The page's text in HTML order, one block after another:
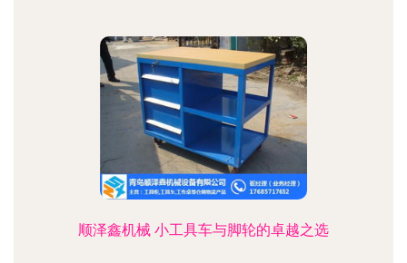
顺泽鑫机械 小工具车与脚轮的卓越之选